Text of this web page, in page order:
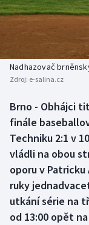
Baseball a
Basketbal
Biatlon
Box
Curling
Dostihy
Florbal
Soutěže
Historické
Aplikace ČT
Nadhazovač
Zdroj: e-salina.cz
Brno - Obhájci
finále
Techniku 2:1 v
vládli na obou
oporu v
ruky
utkání série na
od 13:00 opět